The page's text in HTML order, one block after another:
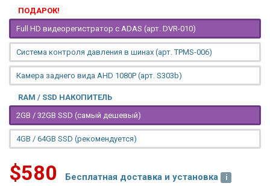
ПОДАРОК!
Full HD видеорегистратор с ADAS (арт. DVR-010)
Система контроля давления в шинах (арт. TPMS-006)
Камера заднего вида AHD 1080P (арт. S303b)
RAM / SSD НАКОПИТЕЛЬ
2GB / 32GB SSD (самый дешевый)
4GB / 64GB SSD (рекомендуется)
$580 Бесплатная доставка и установка